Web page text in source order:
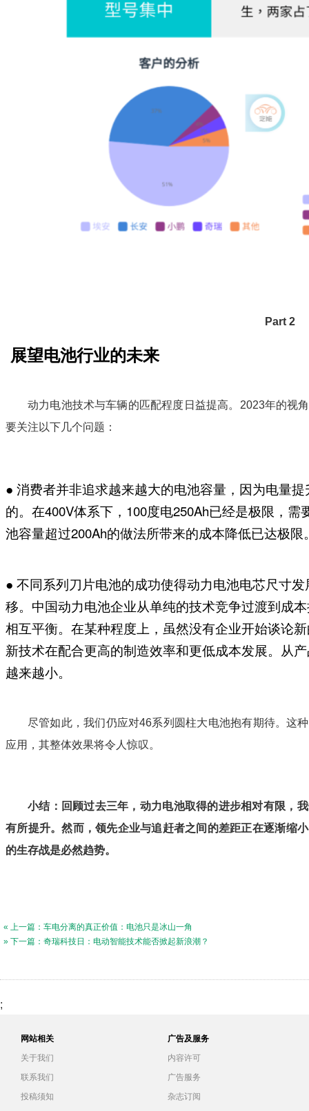
Part 2
展望电池行业的未来
动力电池技术与车辆的匹配程度日益提高。2023年的视
要关注以下几个问题：
● 消费者并非追求越来越大的电池容量，因为电量
的。在400V体系下，100度电250Ah已经是极限，
池容量超过200Ah的做法所带来的成本降低已达极限
● 不同系列刀片电池的成功使得动力电池电芯尺寸
移。中国动力电池企业从单纯的技术竞争过渡到成
相互平衡。在某种程度上，虽然没有企业开始谈论
新技术在配合更高的制造效率和更低成本发展。从
越来越小。
尽管如此，我们仍应对46系列圆柱大电池抱有期待。这
应用，其整体效果将令人惊叹。
小结：回顾过去三年，动力电池取得的进步相对有限，
有所提升。然而，领先企业与追赶者之间的差距正在逐渐缩
的生存战是必然趋势。
« 上一篇：车电分离的真正价值：电池只是冰山一角
» 下一篇：奇瑞科技日：电动智能技术能否掀起新浪潮？
;
网站相关
关于我们
联系我们
投稿须知
广告及服务
内容许可
广告服务
杂志订阅